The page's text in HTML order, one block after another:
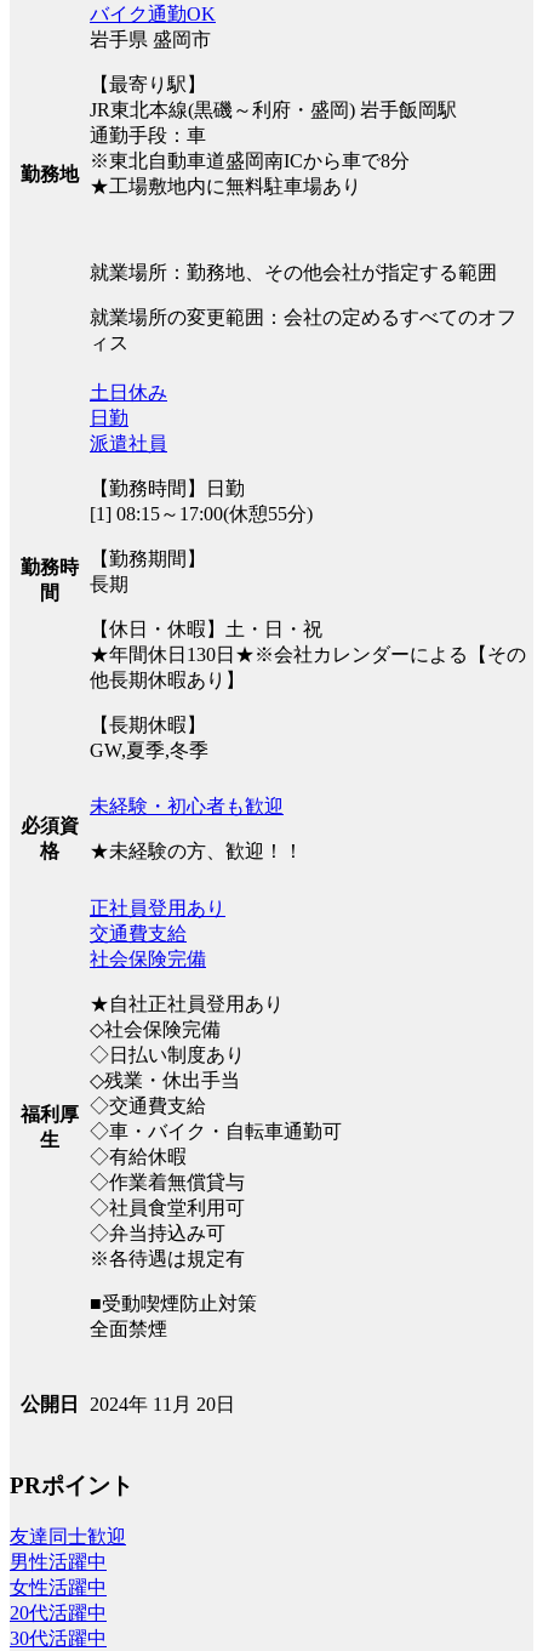
勤務地
バイク通勤OK
岩手県 盛岡市
【最寄り駅】
JR東北本線(黒磯～利府・盛岡) 岩手飯岡駅
通勤手段：車
※東北自動車道盛岡南ICから車で8分
★工場敷地内に無料駐車場あり
就業場所：勤務地、その他会社が指定する範囲
就業場所の変更範囲：会社の定めるすべてのオフ
ィス
勤務時
間
土日休み
日勤
派遣社員
【勤務時間】日勤
[1] 08:15～17:00(休憩55分)
【勤務期間】
長期
【休日・休暇】土・日・祝
★年間休日130日★※会社カレンダーによる【その
他長期休暇あり】
【長期休暇】
GW,夏季,冬季
必須資
格
未経験・初心者も歓迎
★未経験の方、歓迎！！
福利厚
生
正社員登用あり
交通費支給
社会保険完備
★自社正社員登用あり
◇社会保険完備
◇日払い制度あり
◇残業・休出手当
◇交通費支給
◇車・バイク・自転車通勤可
◇有給休暇
◇作業着無償貸与
◇社員食堂利用可
◇弁当持込み可
※各待遇は規定有
■受動喫煙防止対策
全面禁煙
公開日 2024年 11月 20日
PRポイント
友達同士歓迎
男性活躍中
女性活躍中
20代活躍中
30代活躍中